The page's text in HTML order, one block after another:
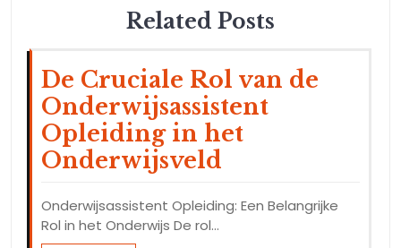
Related Posts
De Cruciale Rol van de
Onderwijsassistent
Opleiding in het
Onderwijsveld
Onderwijsassistent Opleiding: Een Belangrijke
Rol in het Onderwijs De rol…